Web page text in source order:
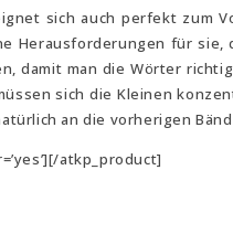
sich auch perfekt zum
Herausforderungen für sie,
damit man die Wörter
sich die Kleinen
an die vorherigen
atkp_product]